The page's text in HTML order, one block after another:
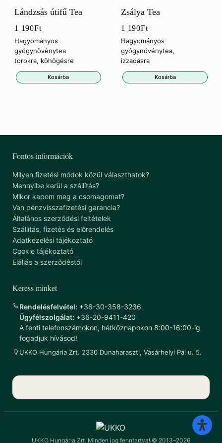
Lándzsás útifű Tea
1 190Ft
Hagyományos
gyógynövénytea
torokra, köhögésre
Kosárba
Zsálya Tea
1 190Ft
Hagyományos
gyógynövénytea,
izzadásra
Kosárba
Fontos információk
Milyen fizetési módok közül választhatok?
Mennyibe kerül a szállítás?
Mikor kapom meg a csomagomat?
Van pénzvisszafizetési garancia?
Általános szerződési feltételek
Szállítás, fizetés és előrendelés
Adatkezelési tájékoztató
Cookie tájékoztató
Elállás a szerződéstől
Keress minket
Rendelésfelvétel: +36-30-358-3236
Ügyfélszolgálat: +36-20-9411-420
A fenti telefonszámokon, hétköznapokon 8:00-16:00-ig
fogadjuk hívásod!
UKKO Hungária Zrt. 2330 Dunaharaszti, Vásárhelyi Pál u. 5.
UKKO Hungária Zrt. Minden jog fenntartva! © 2013–2026